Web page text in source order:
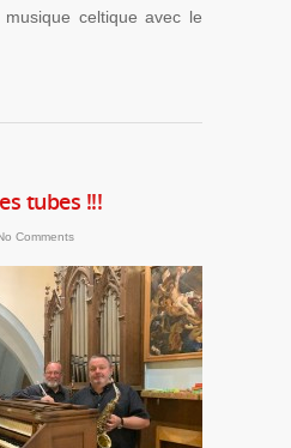
celtique avec le
tubes !!!
Comments